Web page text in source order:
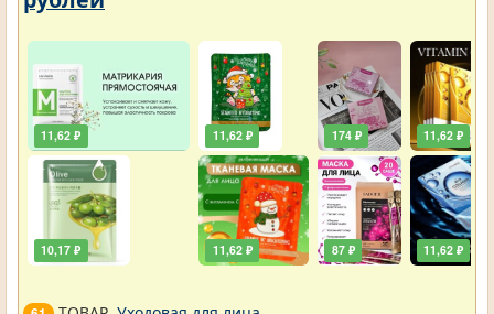
11,62 ₽
10,17 ₽
11,62 ₽
11,62 ₽
174 ₽
87 ₽
11,62 ₽
11,62 ₽